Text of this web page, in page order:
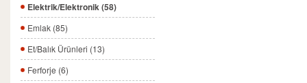
Elektrik/Elektronik (58)
Emlak (85)
Et/Balık Ürünleri (13)
Ferforje (6)